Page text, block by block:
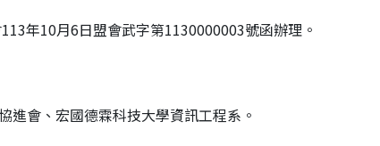
年10月6日盟會武字第1130000003號函辦理。
進會、宏國德霖科技大學資訊工程系。